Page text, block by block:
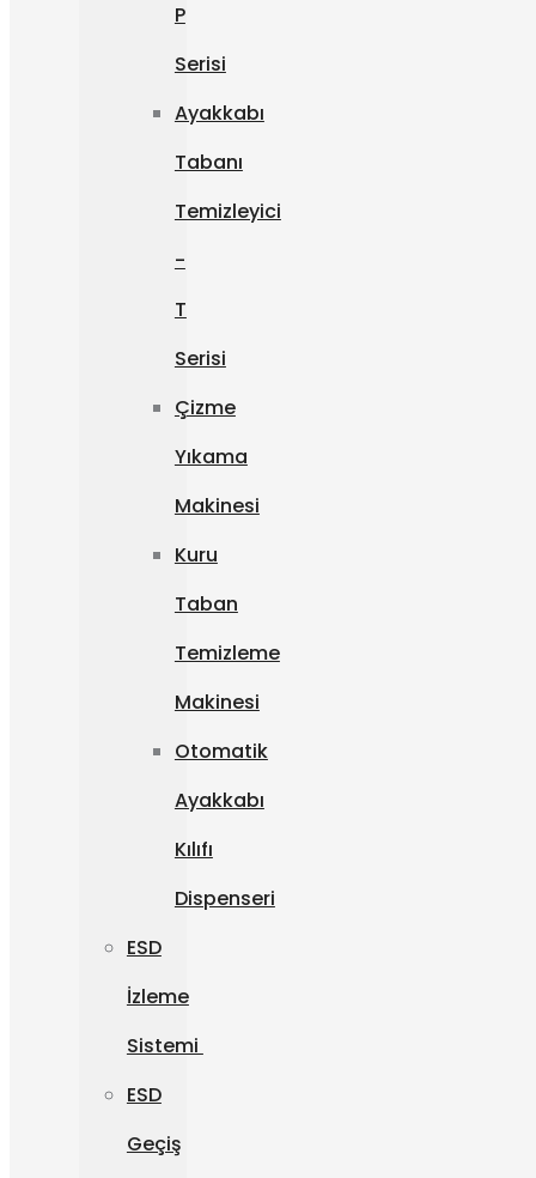
P
Serisi
Ayakkabı
Tabanı
Temizleyici
-
T
Serisi
Çizme
Yıkama
Makinesi
Kuru
Taban
Temizleme
Makinesi
Otomatik
Ayakkabı
Kılıfı
Dispenseri
ESD
İzleme
Sistemi
ESD
Geçiş